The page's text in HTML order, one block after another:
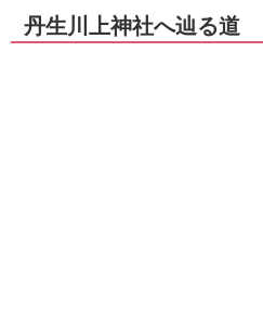
丹生川上神社へ辿る道